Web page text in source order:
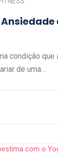
condição que
de uma…